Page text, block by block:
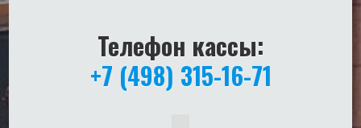
Телефон кассы:
+7 (498) 315-16-71